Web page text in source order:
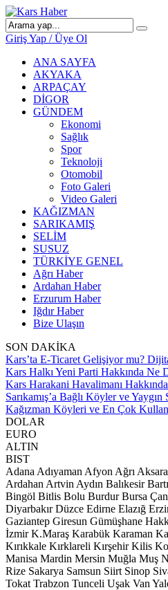
Giriş Yap / Üye Ol
ANA SAYFA
AKYAKA
ARPAÇAY
DİGOR
GÜNDEM
Ekonomi
Sağlık
Spor
Teknoloji
Otomobil
Foto Galeri
Video Galeri
KAĞIZMAN
SARIKAMIŞ
SELİM
SUSUZ
TÜRKİYE GENEL
Ağrı Haber
Ardahan Haber
Erzurum Haber
Iğdır Haber
Bize Ulaşın
SON DAKİKA
Kars’ta E-Ticaret Gelişiyor mu?
Kars Halkı Yeni Parti Hakkında Ne
Kars Harakani Havalimanı
Sarıkamış’a Bağlı Köyler ve Yaygın
Kağızman Köyleri ve En Çok
DOLAR
EURO
ALTIN
BIST
Adana Adıyaman Afyon Ağrı
Ardahan Artvin Aydın Balıkesir
Bingöl Bitlis Bolu Burdur Bursa
Diyarbakır Düzce Edirne Elazığ
Gaziantep Giresun Gümüşhane
İzmir K.Maraş Karabük Karaman
Kırıkkale Kırklareli Kırşehir Kilis
Manisa Mardin Mersin Muğla Muş
Rize Sakarya Samsun Siirt Sinop
Tokat Trabzon Tunceli Uşak Van